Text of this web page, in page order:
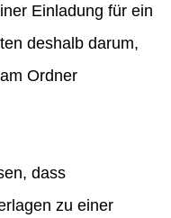
Einladung für ein
deshalb darum,
Ordner
dass
zu einer